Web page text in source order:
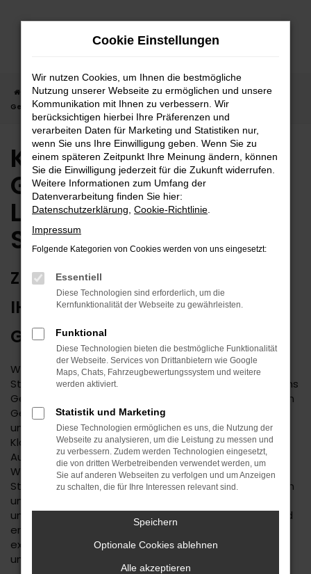
Zum
Startseite Stuttgart Kia Kia Carens
Kia Carens
Gebrauchtwagen | Lieferservice nach Stuttgart
Kia Carens
Gebrauchtwagen |
Lieferservice nach
Stuttgart
ZUVERLÄSSIG FÜR STUTTGART –
IHR KIA CARENS
GEBRAUCHTWAGEN
Wenn Sie einen zuverlässigen Mobilitätspartner für
Stuttgart suchen, empfehlen wir Ihnen einen Kia Carens
Gebrauchtwagen. Dieses Modell hat in jeder bisherigen
Generation seine Langlebigkeit unter Beweis gestellt
und befindet sich längst auf dem Weg zu einem
Klassiker. Kennzeichnend ist das hohe
Ausstattungslevel sowie die Effizienz der Motoren.
Wenn Sie Ihren Kia Carens Gebrauchtwagen für
Stuttgart im Autohaus Daub kaufen, profitieren Sie von
unseren hohen Qualitätsmaßstäben. Jedes Fahrzeug
unterläuft vor dem Verkauf eine Fülle an Tests. Wir sind
erst dann zufrieden, wenn keinerlei Mängel mehr
existieren und stellen dies durch die hohe Kompetenz
und Erfahrung unserer Kfz-Meisterwerkstatt sicher.
Cookie Einstellungen
Wir nutzen Cookies, um Ihnen die bestmögliche
Nutzung unserer Webseite zu ermöglichen und unsere
Kommunikation mit Ihnen zu verbessern. Wir
berücksichtigen hierbei Ihre Präferenzen und
verarbeiten Daten für Marketing und Statistiken nur,
wenn Sie uns Ihre Einwilligung geben. Wenn Sie zu
einem späteren Zeitpunkt Ihre Meinung ändern, können
Sie die Einwilligung jederzeit für die Zukunft widerrufen.
Weitere Informationen zum Umfang der
Datenverarbeitung finden Sie hier:
Datenschutzerklärung Cookie-Richtlinie
Impressum
Folgende Kategorien von Cookies werden von uns eingesetzt:
Essentiell
Diese Technologien sind erforderlich, um die
Kernfunktionalität der Webseite zu gewährleisten.
Funktional
Diese Technologien bieten die bestmögliche Funktionalität
der Webseite. Services von Drittanbietern wie Google
Maps, Chats, Fahrzeugbewertungssystem und weitere
werden aktiviert.
Statistik und Marketing
Diese Technologien ermöglichen es uns, die Nutzung der
Webseite zu analysieren, um die Leistung zu messen und
zu verbessern. Zudem werden Technologien eingesetzt,
die von dritten Werbetreibenden verwendet werden, um
Sie auf anderen Webseiten zu verfolgen und um Anzeigen
zu schalten, die für Ihre Interessen relevant sind.
Speichern
Optionale Cookies ablehnen
Alle akzeptieren